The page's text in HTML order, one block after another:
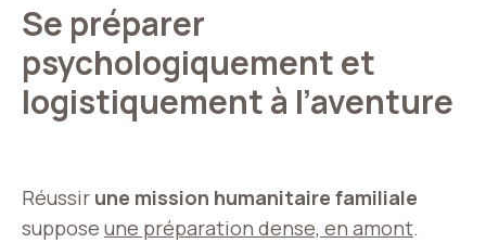
Se préparer
psychologiquement et
logistiquement à l’aventure
Réussir une mission humanitaire familiale
suppose une préparation dense, en amont.